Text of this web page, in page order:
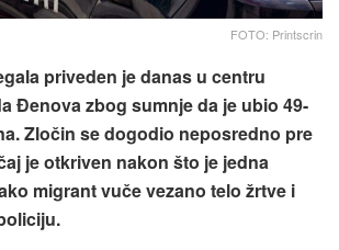
FOTO: Printscrin
priveden je danas u centru
Đenova zbog sumnje da je ubio 49-
Zločin se dogodio neposredno pre
je otkriven nakon što je jedna
migrant vuče vezano telo žrtve i